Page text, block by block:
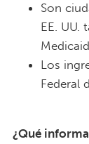
Son
EE. UU.
Los
Federal
¿Qué